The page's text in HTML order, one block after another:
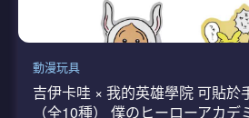
動漫玩具
吉伊卡哇 × 我的英雄學院 可貼於
（全10種） 僕のヒーローアカ